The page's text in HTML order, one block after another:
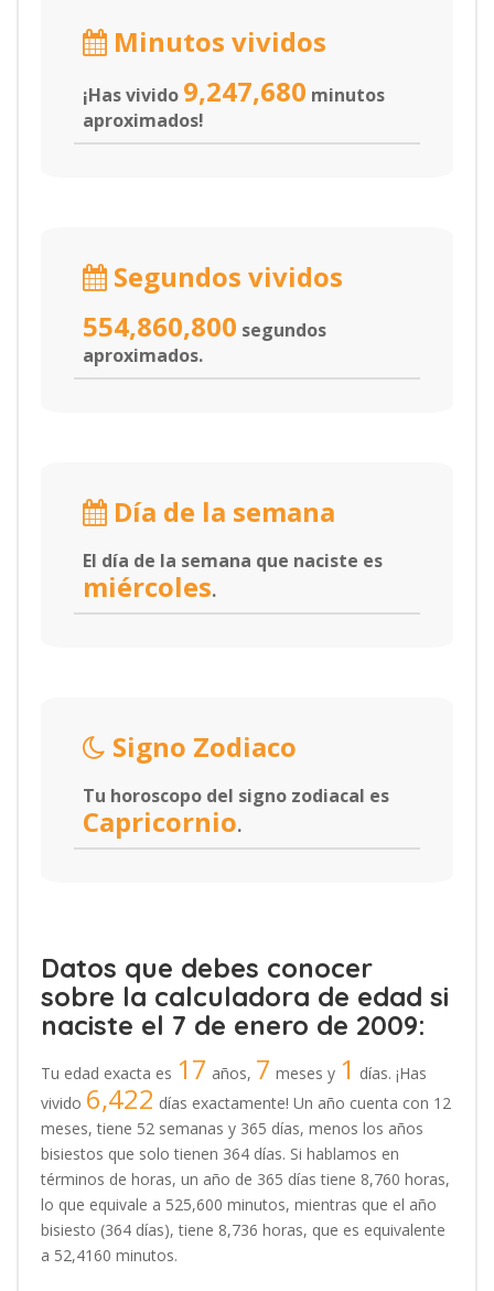
Minutos vividos
¡Has vivido 9,247,680 minutos
aproximados!
Segundos vividos
554,860,800 segundos
aproximados.
Día de la semana
El día de la semana que naciste es
miércoles.
Signo Zodiaco
Tu horoscopo del signo zodiacal es
Capricornio.
Datos que debes conocer
sobre la calculadora de edad si
naciste el 7 de enero de 2009:
Tu edad exacta es 17 años, 7 meses y 1 días. ¡Has
vivido 6,422 días exactamente! Un año cuenta con 12
meses, tiene 52 semanas y 365 días, menos los años
bisiestos que solo tienen 364 días. Si hablamos en
términos de horas, un año de 365 días tiene 8,760 horas,
lo que equivale a 525,600 minutos, mientras que el año
bisiesto (364 días), tiene 8,736 horas, que es equivalente
a 52,4160 minutos.